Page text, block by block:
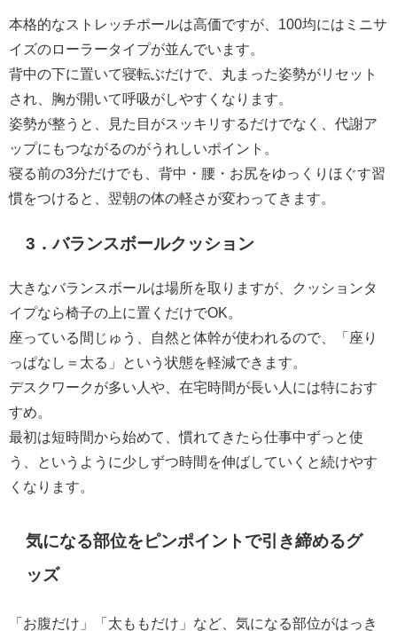
本格的なストレッチポールは高価ですが、100均にはミニサ
イズのローラータイプが並んでいます。
背中の下に置いて寝転ぶだけで、丸まった姿勢がリセット
され、胸が開いて呼吸がしやすくなります。
姿勢が整うと、見た目がスッキリするだけでなく、代謝ア
ップにもつながるのがうれしいポイント。
寝る前の3分だけでも、背中・腰・お尻をゆっくりほぐす習
慣をつけると、翌朝の体の軽さが変わってきます。
3．バランスボールクッション
大きなバランスボールは場所を取りますが、クッションタ
イプなら椅子の上に置くだけでOK。
座っている間じゅう、自然と体幹が使われるので、「座り
っぱなし＝太る」という状態を軽減できます。
デスクワークが多い人や、在宅時間が長い人には特におす
すめ。
最初は短時間から始めて、慣れてきたら仕事中ずっと使
う、というように少しずつ時間を伸ばしていくと続けやす
くなります。
気になる部位をピンポイントで引き締めるグ
ッズ
「お腹だけ」「太ももだけ」など、気になる部位がはっき